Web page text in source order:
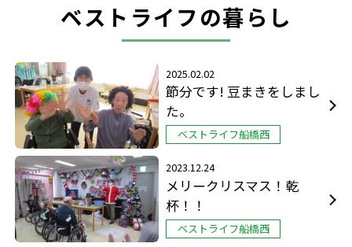
ベストライフの暮らし
2025.02.02
節分です! 豆まきをしまし
た。
ベストライフ船橋西
2023.12.24
メリークリスマス！乾
杯！！
ベストライフ船橋西